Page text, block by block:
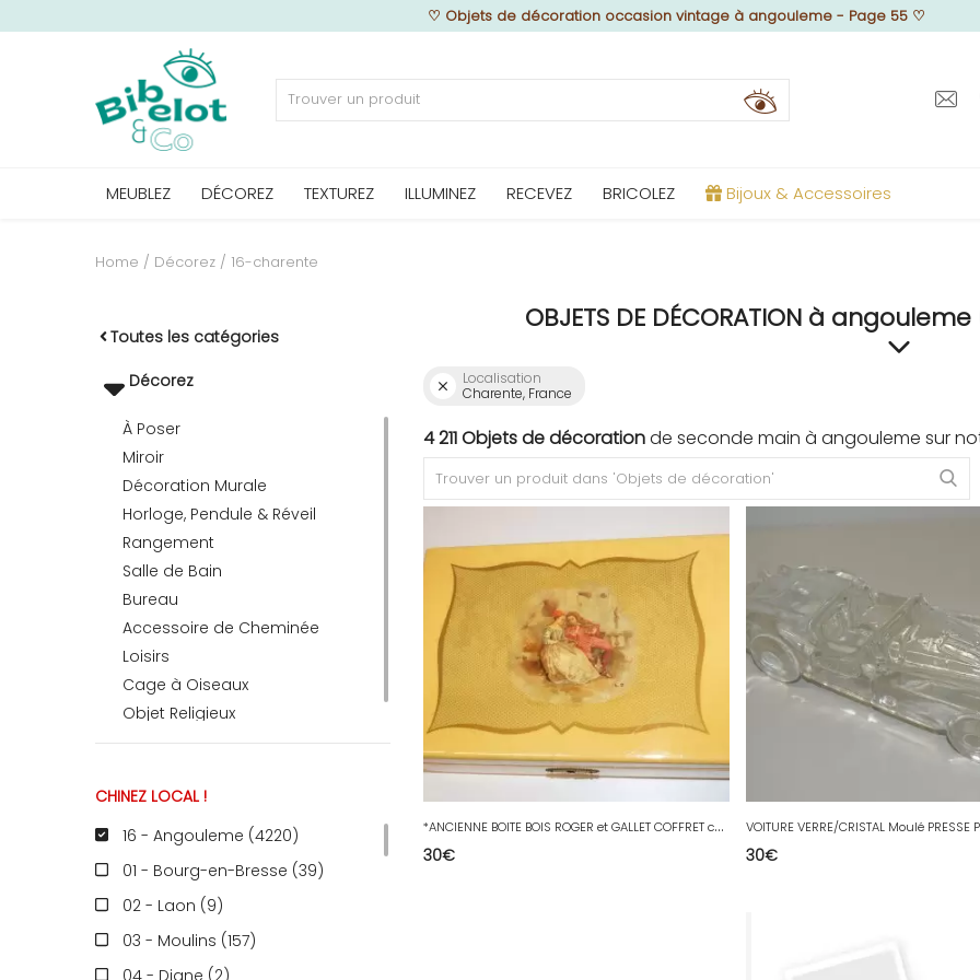
♡ Objets de décoration occasion vintage à angouleme - Page 55 ♡
MEUBLEZ DÉCOREZ TEXTUREZ ILLUMINEZ RECEVEZ BRICOLEZ Bijoux & Accessoires
Bijoux & Accessoires
Français
Home Décorez 16-charente
Toutes les catégories
Décorez
À Poser
Miroir
Décoration Murale
Horloge, Pendule & Réveil
Rangement
Salle de Bain
Bureau
Accessoire de Cheminée
Loisirs
Cage à Oiseaux
Objet Religieux
CHINEZ LOCAL !
16 - Angouleme (4220)
01 - Bourg-en-Bresse (39)
02 - Laon (9)
03 - Moulins (157)
04 - Digne (2)
OBJETS DE DÉCORATION à
Localisation
Charente, France
4 211 Objets de décorationde seconde main à angouleme sur
*
ANCIENNE BOITE BOIS ROGER et GALLET COFFRET collection parfum vitrine XXe D
30€
30€